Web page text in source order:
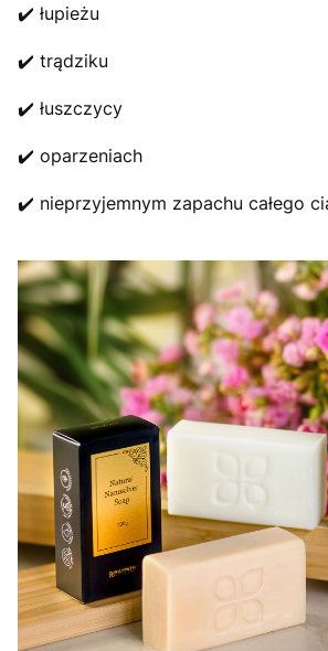
✔️ łupieżu
✔️ trądziku
✔️ łuszczycy
✔️ oparzeniach
✔️ nieprzyjemnym zapachu całego